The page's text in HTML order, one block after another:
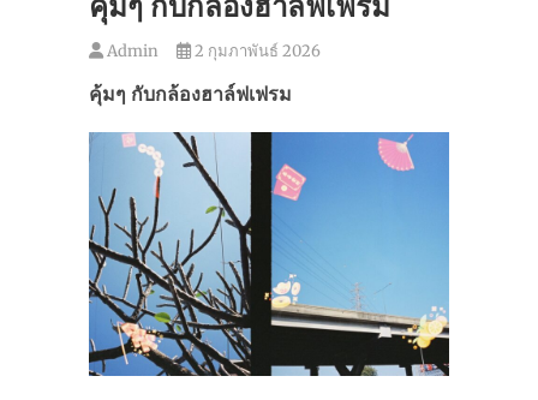
Admin 2 กุมภาพันธ์ 2026
คุ้มๆ กับกล้องฮาล์ฟเฟรม